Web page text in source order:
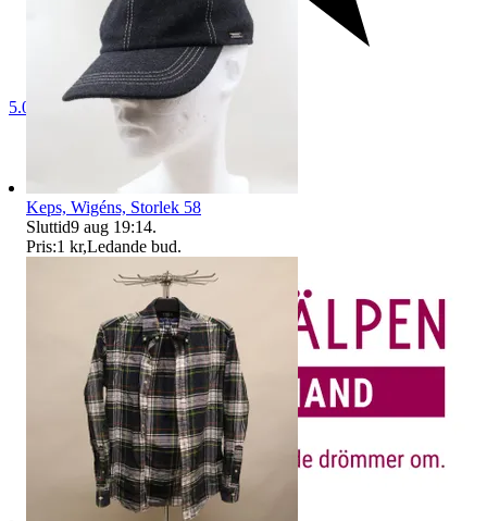
5.0
Keps, Wigéns, Storlek 58
Sluttid9 aug 19:14.
Pris:1 kr,Ledande bud.